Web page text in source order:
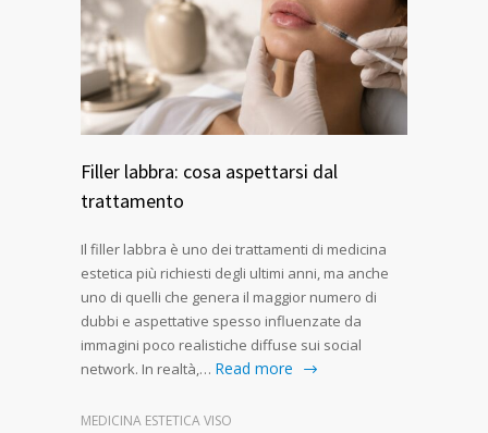
Filler labbra: cosa aspettarsi dal
trattamento
Il filler labbra è uno dei trattamenti di medicina
estetica più richiesti degli ultimi anni, ma anche
uno di quelli che genera il maggior numero di
dubbi e aspettative spesso influenzate da
immagini poco realistiche diffuse sui social
network. In realtà,… Read more
MEDICINA ESTETICA VISO